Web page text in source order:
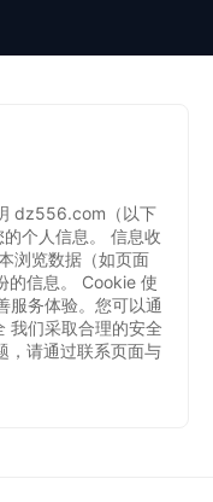
dz556.com（以下
个人信息。 信息收
浏览数据（如页面
的信息。 Cookie 使
服务体验。您可以通
我们采取合理的安全
，请通过联系页面与